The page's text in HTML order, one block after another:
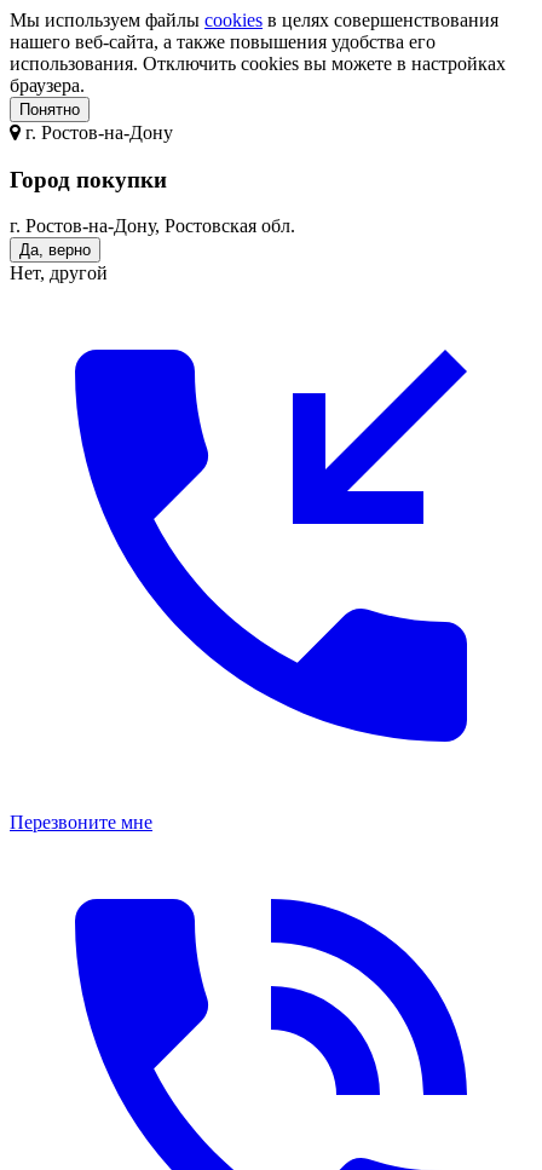
Мы используем файлы cookies в целях совершенствования
нашего веб-сайта, а также повышения удобства его
использования. Отключить cookies вы можете в настройках
браузера.
Понятно
г. Ростов-на-Дону
Город покупки
г. Ростов-на-Дону, Ростовская обл.
Да, верно
Нет, другой
Перезвоните мне